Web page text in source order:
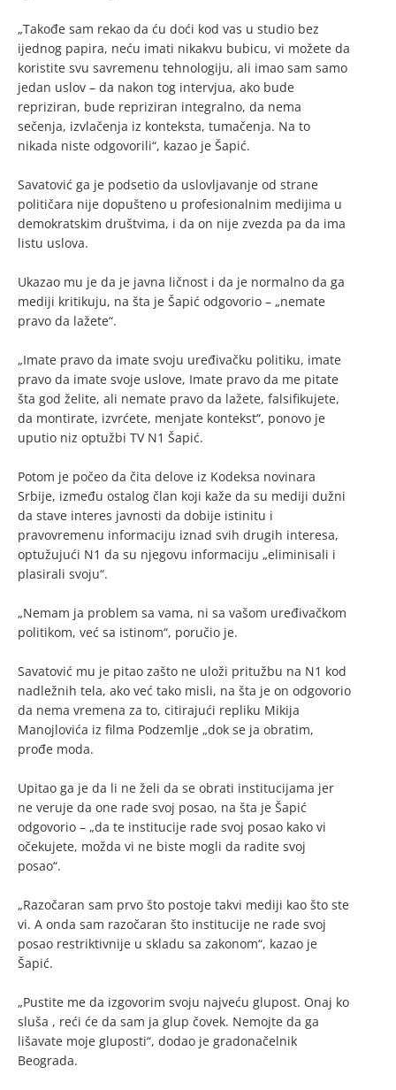
„Takođe sam rekao da ću doći kod vas u studio bez
ijednog papira, neću imati nikakvu bubicu, vi možete da
koristite svu savremenu tehnologiju, ali imao sam samo
jedan uslov – da nakon tog intervjua, ako bude
repriziran, bude repriziran integralno, da nema
sečenja, izvlačenja iz konteksta, tumačenja. Na to
nikada niste odgovorili“, kazao je Šapić.
Savatović ga je podsetio da uslovljavanje od strane
političara nije dopušteno u profesionalnim medijima u
demokratskim društvima, i da on nije zvezda pa da ima
listu uslova.
Ukazao mu je da je javna ličnost i da je normalno da ga
mediji kritikuju, na šta je Šapić odgovorio – „nemate
pravo da lažete“.
„Imate pravo da imate svoju uređivačku politiku, imate
pravo da imate svoje uslove, Imate pravo da me pitate
šta god želite, ali nemate pravo da lažete, falsifikujete,
da montirate, izvrćete, menjate kontekst“, ponovo je
uputio niz optužbi TV N1 Šapić.
Potom je počeo da čita delove iz Kodeksa novinara
Srbije, između ostalog član koji kaže da su mediji dužni
da stave interes javnosti da dobije istinitu i
pravovremenu informaciju iznad svih drugih interesa,
optužujući N1 da su njegovu informaciju „eliminisali i
plasirali svoju“.
„Nemam ja problem sa vama, ni sa vašom uređivačkom
politikom, već sa istinom“, poručio je.
Savatović mu je pitao zašto ne uloži pritužbu na N1 kod
nadležnih tela, ako već tako misli, na šta je on odgovorio
da nema vremena za to, citirajući repliku Mikija
Manojlovića iz filma Podzemlje „dok se ja obratim,
prođe moda.
Upitao ga je da li ne želi da se obrati institucijama jer
ne veruje da one rade svoj posao, na šta je Šapić
odgovorio – „da te institucije rade svoj posao kako vi
očekujete, možda vi ne biste mogli da radite svoj
posao“.
„Razočaran sam prvo što postoje takvi mediji kao što ste
vi. A onda sam razočaran što institucije ne rade svoj
posao restriktivnije u skladu sa zakonom“, kazao je
Šapić.
„Pustite me da izgovorim svoju najveću glupost. Onaj ko
sluša , reći će da sam ja glup čovek. Nemojte da ga
lišavate moje gluposti“, dodao je gradonačelnik
Beograda.